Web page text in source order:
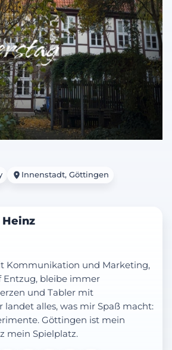
Innenstadt, Göttingen
Kommunikation und Marketing,
Entzug, bleibe immer
und Tabler mit
landet alles, was mir Spaß macht:
Göttingen ist mein
mein Spielplatz.